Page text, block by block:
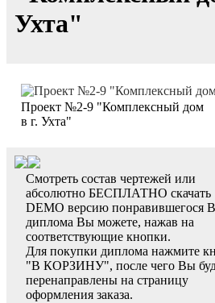
Ухта"
Проект №2-9 "Комплексный дом
в г. Ухта"
Смотреть состав чертежей или
абсолютно БЕСПЛАТНО скачать
DEMO версию понравившегося
диплома Вы можете, нажав на
соответствующие кнопки.
Для покупки диплома нажмите
"В КОРЗИНУ", после чего Вы
перенаправлены на страницу
оформления заказа.